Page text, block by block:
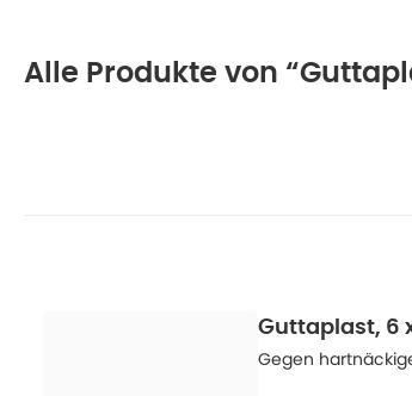
Alle Produkte von
Guttaplast, 6
Gegen